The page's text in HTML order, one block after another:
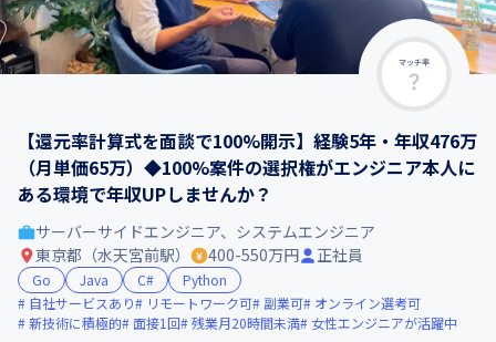
マッチ率
【還元率計算式を面談で100%開示】経験5年・年収476万
（月単価65万）◆100%案件の選択権がエンジニア本人に
ある環境で年収UPしませんか？
サーバーサイドエンジニア、システムエンジニア
東京都（水天宮前駅）
400-550万円 正社員
Go Java C#
Python
自社サービスあり
リモートワーク可 副業可
オンライン選考可
新技術に積極的
面接1回 残業月20時間未満 女性エンジニアが活躍中